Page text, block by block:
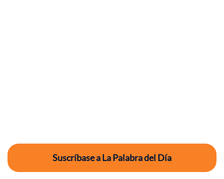
Suscríbase a La Palabra del Día